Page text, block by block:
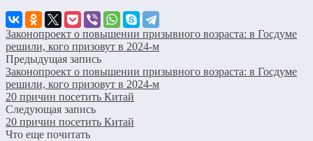
Законопроект о повышении призывного возраста: в Госдуме
решили, кого призовут в 2024-м
Предыдущая запись
Законопроект о повышении призывного возраста: в Госдуме
решили, кого призовут в 2024-м
20 причин посетить Китай
Следующая запись
20 причин посетить Китай
Что еще почитать